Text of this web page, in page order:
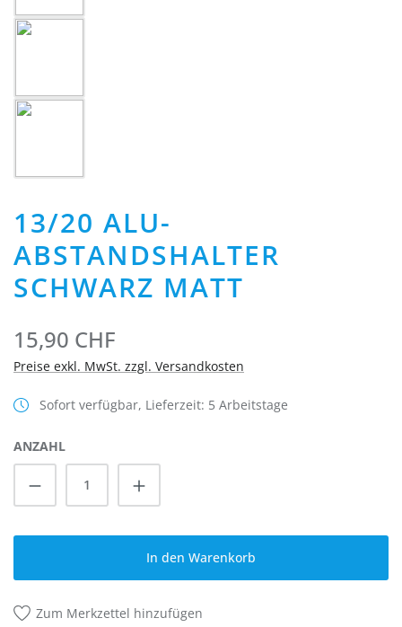
13/20 ALU-
ABSTANDSHALTER
SCHWARZ MATT
15,90 CHF
Preise exkl. MwSt. zzgl. Versandkosten
Sofort verfügbar, Lieferzeit: 5 Arbeitstage
ANZAHL
Produkt Anzahl: Gib den gewünschten
In den Warenkorb
Zum Merkzettel hinzufügen